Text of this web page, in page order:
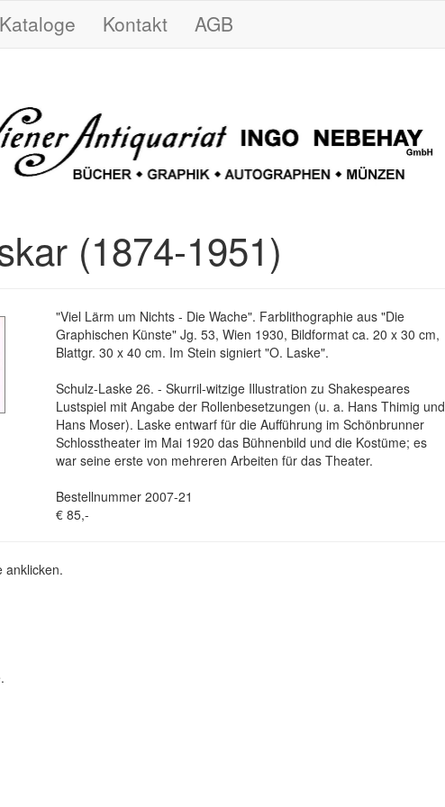
Kataloge Kontakt AGB
(1874-1951)
"Viel Lärm um Nichts - Die Wache". Farblithographie aus "Die
Graphischen Künste" Jg. 53, Wien 1930, Bildformat ca. 20 x 30 cm,
Blattgr. 30 x 40 cm. Im Stein signiert "O. Laske".
Schulz-Laske 26. - Skurril-witzige Illustration zu Shakespeares
Lustspiel mit Angabe der Rollenbesetzungen (u. a. Hans Thimig und
Hans Moser). Laske entwarf für die Aufführung im Schönbrunner
Schlosstheater im Mai 1920 das Bühnenbild und die Kostüme; es
war seine erste von mehreren Arbeiten für das Theater.
Bestellnummer 2007-21
€ 85,-
anklicken.